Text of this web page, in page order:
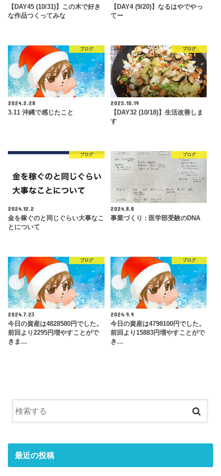
【DAY45 (10/31)】この木で好き
な作品つくってみな
【DAY4 (9/20)】なるはやでやっ
てー
ブログ
2024.2.28
3.11 沖縄で感じたこと
ブログ
2025.10.19
【DAY32 (10/18)】生活改善しま
す
ブログ
2024.12.2
金を稼ぐのと同じぐらい大事なこ
とについて
ブログ
2024.8.8
事業づくり : 医学部受験のDNA
ブログ
2024.7.23
今日の資産は4828580円でした。
前回より2295円増やすことがで
きま…
ブログ
2024.9.9
今日の資産は4798100円でした。
前回より15883円増やすことがで
き…
最近の投稿